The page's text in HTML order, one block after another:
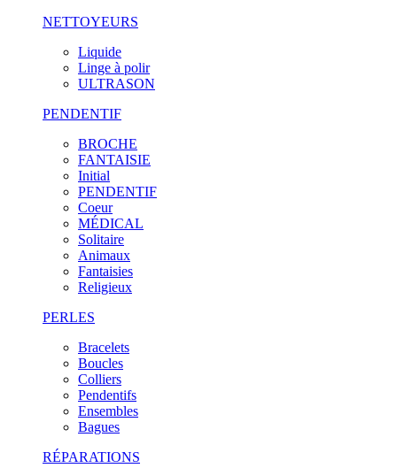
NETTOYEURS
Liquide
Linge à polir
ULTRASON
PENDENTIF
BROCHE
FANTAISIE
Initial
PENDENTIF
Coeur
MÉDICAL
Solitaire
Animaux
Fantaisies
Religieux
PERLES
Bracelets
Boucles
Colliers
Pendentifs
Ensembles
Bagues
RÉPARATIONS